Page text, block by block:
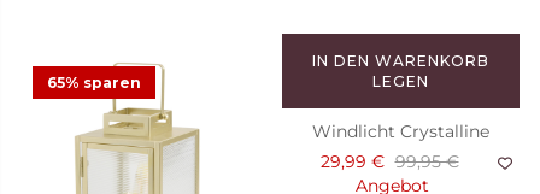
IN DEN WARENKORB
LEGEN
Windlicht Crystalline
29,99 € 99,95 €
Angebot
65% sparen